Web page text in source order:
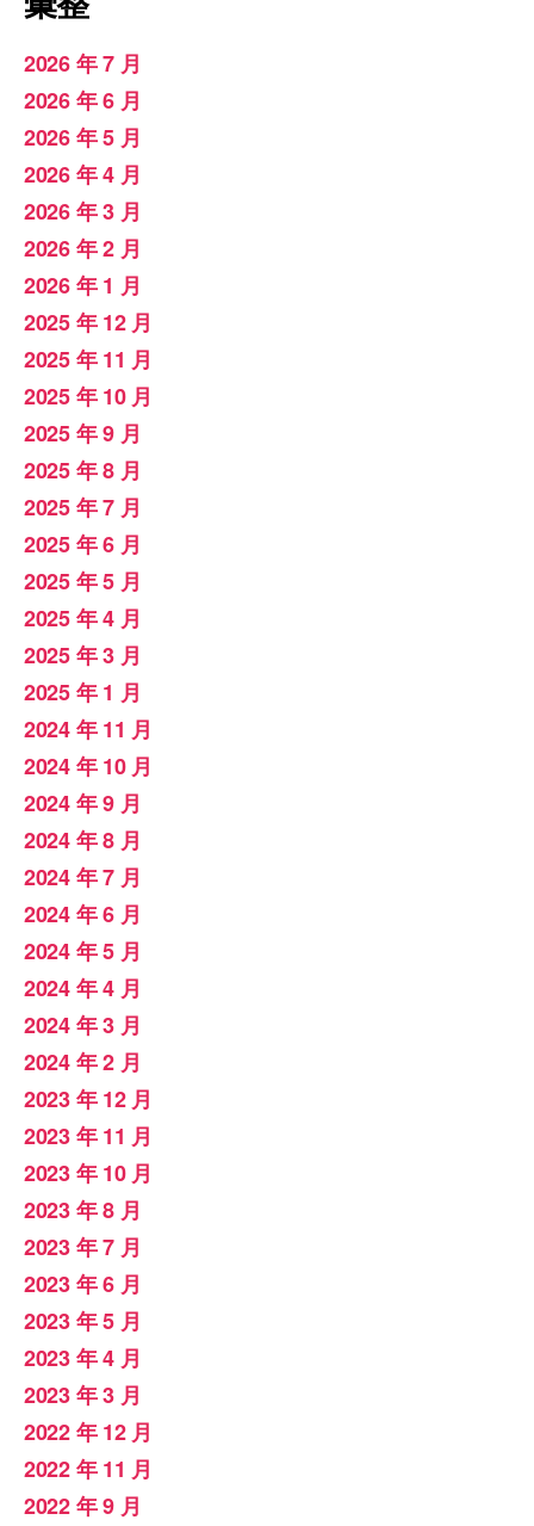
2026 年 7 月
2026 年 6 月
2026 年 5 月
2026 年 4 月
2026 年 3 月
2026 年 2 月
2026 年 1 月
2025 年 12 月
2025 年 11 月
2025 年 10 月
2025 年 9 月
2025 年 8 月
2025 年 7 月
2025 年 6 月
2025 年 5 月
2025 年 4 月
2025 年 3 月
2025 年 1 月
2024 年 11 月
2024 年 10 月
2024 年 9 月
2024 年 8 月
2024 年 7 月
2024 年 6 月
2024 年 5 月
2024 年 4 月
2024 年 3 月
2024 年 2 月
2023 年 12 月
2023 年 11 月
2023 年 10 月
2023 年 8 月
2023 年 7 月
2023 年 6 月
2023 年 5 月
2023 年 4 月
2023 年 3 月
2022 年 12 月
2022 年 11 月
2022 年 9 月